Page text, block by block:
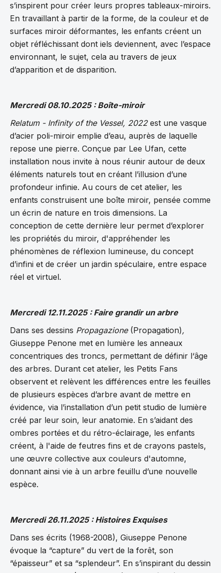
s’inspirent pour créer leurs propres tableaux-miroirs.
En travaillant à partir de la forme, de la couleur et de
surfaces miroir déformantes, les enfants créent un
objet réfléchissant dont iels deviennent, avec l’espace
environnant, le sujet, cela au travers de jeux
d’apparition et de disparition.
Mercredi 08.10.2025 : Boîte-miroir
Relatum - Infinity of the Vessel, 2022est une vasque
d’acier poli-miroir emplie d’eau, auprès de laquelle
repose une pierre. Conçue par Lee Ufan, cette
installation nous invite à nous réunir autour de deux
éléments naturels tout en créant l’illusion d’une
profondeur infinie. Au cours de cet atelier, les
enfants construisent une boîte miroir, pensée comme
un écrin de nature en trois dimensions. La
conception de cette dernière leur permet d’explorer
les propriétés du miroir, d'appréhender les
phénomènes de réflexion lumineuse, du concept
d’infini et de créer un jardin spéculaire, entre espace
réel et virtuel.
Mercredi 12.11.2025 : Faire grandir un arbre
Dans ses dessins Propagazione(Propagation),
Giuseppe Penone met en lumière les anneaux
concentriques des troncs, permettant de définir l‘âge
des arbres. Durant cet atelier, les Petits Fans
observent et relèvent les différences entre les feuilles
de plusieurs espèces d’arbre avant de mettre en
évidence, via l’installation d’un petit studio de lumière
créé par leur soin, leur anatomie. En s’aidant des
ombres portées et du rétro-éclairage, les enfants
créent, à l'aide de feutres fins et de crayons pastels,
une œuvre collective aux couleurs d'automne,
donnant ainsi vie à un arbre feuillu d’une nouvelle
espèce.
Mercredi 26.11.2025 : Histoires Exquises
Dans ses écrits (1968-2008), Giuseppe Penone
évoque la “capture” du vert de la forêt, son
“épaisseur” et sa “splendeur”. En s’inspirant du dessin